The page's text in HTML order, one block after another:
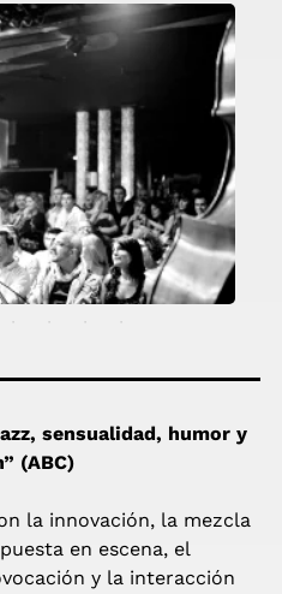
sensualidad, humor y
(ABC)
la innovación, la mezcla
en escena, el
y la interacción